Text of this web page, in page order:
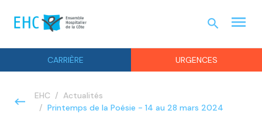
CARRIÈRE URGENCES
search menu
EHC
Actualités
Printemps de la Poésie - 14 au 28 mars 2024